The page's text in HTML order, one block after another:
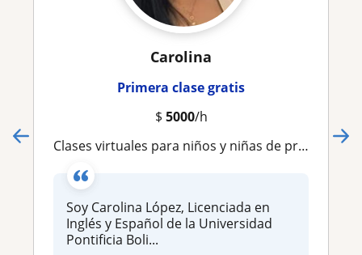
Carolina
Primera clase gratis
$ 5000/h
Clases virtuales para niños y niñas de preescolar y primaria
Soy Carolina López, Licenciada en
Inglés y Español de la Universidad
Pontificia Boli...